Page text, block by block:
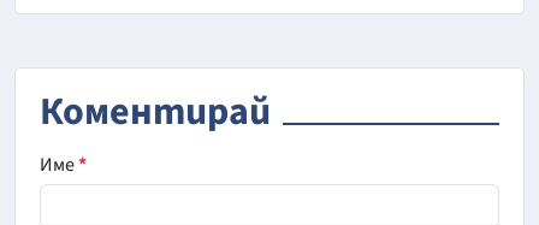
Коментирай
Име*